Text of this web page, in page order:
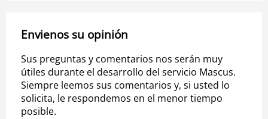
Envienos su opinión
Sus preguntas y comentarios nos serán muy
útiles durante el desarrollo del servicio Mascus.
Siempre leemos sus comentarios y, si usted lo
solicita, le respondemos en el menor tiempo
posible.